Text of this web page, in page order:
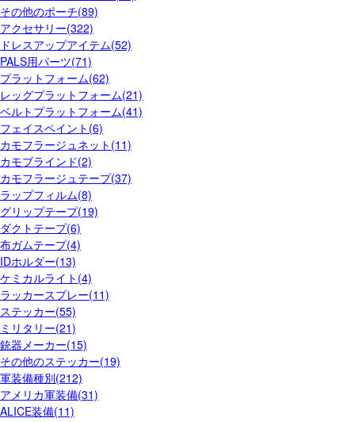
その他のポーチ(89)
アクセサリー(322)
ドレスアップアイテム(52)
PALS用パーツ(71)
プラットフォーム(62)
レッグプラットフォーム(21)
ベルトプラットフォーム(41)
フェイスペイント(6)
カモフラージュネット(11)
カモブラインド(2)
カモフラージュテープ(37)
ラップフィルム(8)
グリップテープ(19)
ダクトテープ(6)
布ガムテープ(4)
IDホルダー(13)
ケミカルライト(4)
ラッカースプレー(11)
ステッカー(55)
ミリタリー(21)
銃器メーカー(15)
その他のステッカー(19)
軍装備種別(212)
アメリカ軍装備(31)
ALICE装備(11)